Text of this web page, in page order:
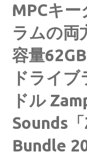
MPCキ
ラムの両
容量
ドライ
ドル
Sounds
Bundle